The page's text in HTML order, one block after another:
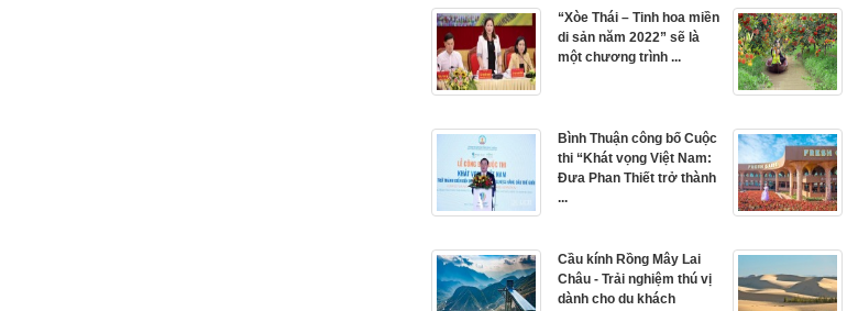
“Xòe Thái – Tinh hoa miền
di sản năm 2022” sẽ là
một chương trình ...
Bình Thuận công bố Cuộc
thi “Khát vọng Việt Nam:
Đưa Phan Thiết trở thành
...
Cầu kính Rồng Mây Lai
Châu - Trải nghiệm thú vị
dành cho du khách